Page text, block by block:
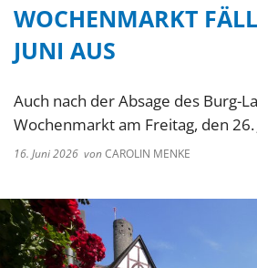
WOCHENMARKT
JUNI AUS
Auch nach der Absage des Burg-
Wochenmarkt am Freitag, den
16. Juni 2026 vonCAROLIN MENKE